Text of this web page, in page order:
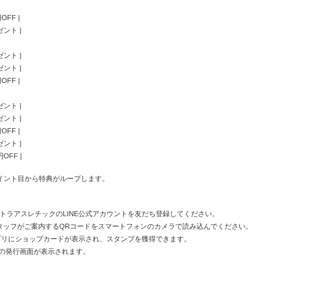
OFF |
ント |
ント |
ント |
OFF |
ント |
ント |
OFF |
ント |
OFF |
ント目から特典がループします。
ラアスレチックのLINE公式アカウントを友だち登録してください。
フがご案内するQRコードをスマートフォンのカメラで読み込んでください。
にショップカードが表示され、スタンプを獲得できます。
行画面が表示されます。